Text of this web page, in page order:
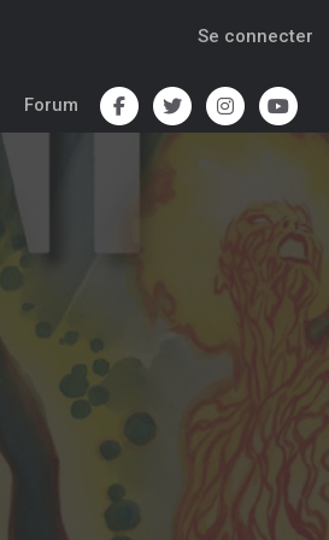
Se connecter
Forum